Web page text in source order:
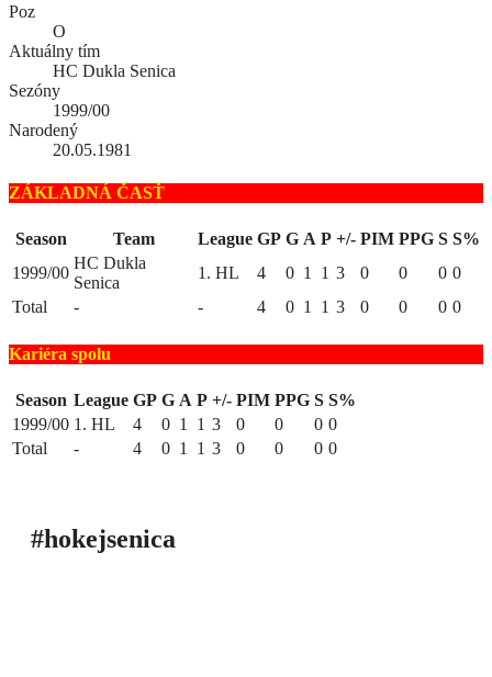
Poz
O
Aktuálny tím
HC Dukla Senica
Sezóny
1999/00
Narodený
20.05.1981
ZÁKLADNÁ ČASŤ
Season Team League GP G A P +/- PIM PPG S S%
1999/00
HC Dukla
Senica
1. HL 4 0 1 1 3 0 0 0 0
Total
- - 4 0 1 1 3 0 0 0 0
Kariéra spolu
Season League GP G A P +/- PIM PPG S S%
1999/00 1. HL 4 0 1 1 3 0 0 0 0
Total
- 4 0 1 1 3 0 0 0 0
#hokejsenica